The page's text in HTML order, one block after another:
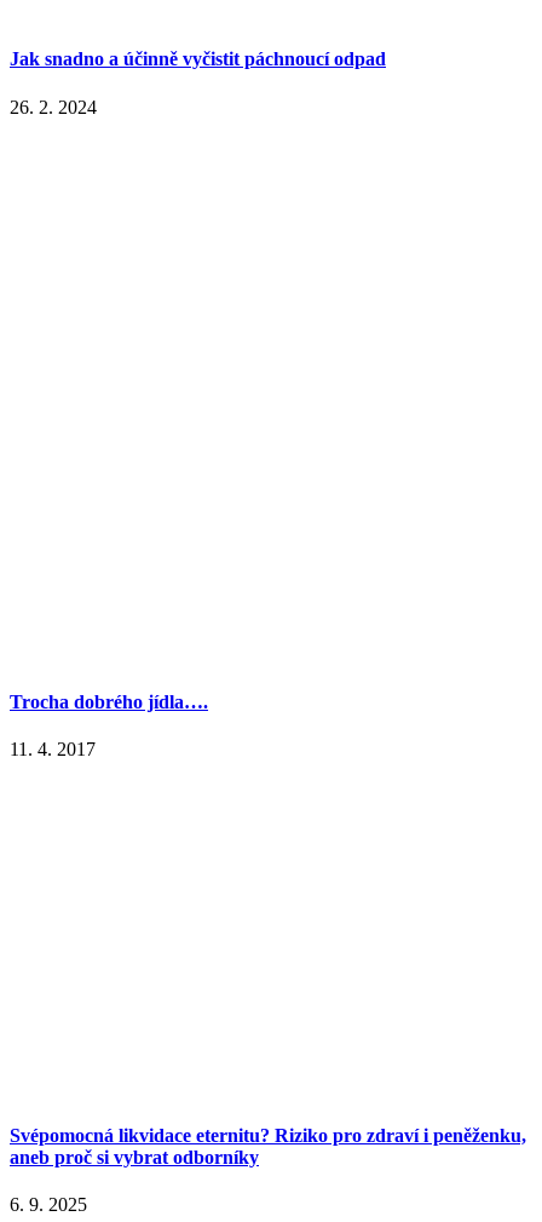
Jak snadno a účinně vyčistit páchnoucí odpad
26. 2. 2024
Trocha dobrého jídla….
11. 4. 2017
Svépomocná likvidace eternitu? Riziko pro zdraví i peněženku,
aneb proč si vybrat odborníky
6. 9. 2025